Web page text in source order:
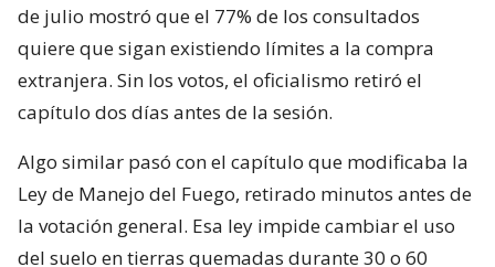
de julio mostró que el 77% de los consultados
quiere que sigan existiendo límites a la compra
extranjera. Sin los votos, el oficialismo retiró el
capítulo dos días antes de la sesión.
Algo similar pasó con el capítulo que modificaba la
Ley de Manejo del Fuego, retirado minutos antes de
la votación general. Esa ley impide cambiar el uso
del suelo en tierras quemadas durante 30 o 60